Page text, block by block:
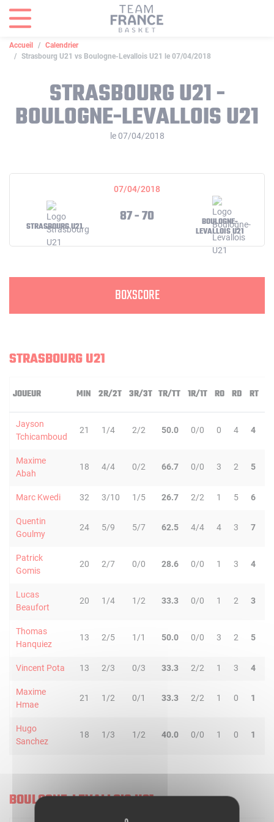
Accueil
Calendrier
Strasbourg U21 vs Boulogne-Levallois U21 le 07/04/2018
STRASBOURG U21 -
BOULOGNE-LEVALLOIS U21
le 07/04/2018
07/04/2018
STRASBOURG U21
87 - 70
BOULOGNE-
LEVALLOIS U21
BOXSCORE
STRASBOURG U21
JOUEUR MIN 2R/2T 3R/3T TR/TT 1R/1T RO RD RT
Jayson
Tchicamboud
21 1/4 2/2 50.0 0/0 0 4 4
Maxime
Abah
18 4/4 0/2 66.7 0/0 3 2 5
Marc Kwedi 32 3/10 1/5 26.7 2/2 1 5 6
Quentin
Goulmy
24 5/9 5/7 62.5 4/4 4 3 7
Patrick
Gomis
20 2/7 0/0 28.6 0/0 1 3 4
Lucas
Beaufort
20 1/4 1/2 33.3 0/0 1 2 3
Thomas
Hanquiez
13 2/5 1/1 50.0 0/0 3 2 5
Vincent Pota 13 2/3 0/3 33.3 2/2 1 3 4
Maxime
Hmae
21 1/2 0/1 33.3 2/2 1 0 1
Hugo
Sanchez
18 1/3 1/2 40.0 0/0 1 0 1
BOULOGNE-LEVALLOIS U21
Panneau de gestion des cookies